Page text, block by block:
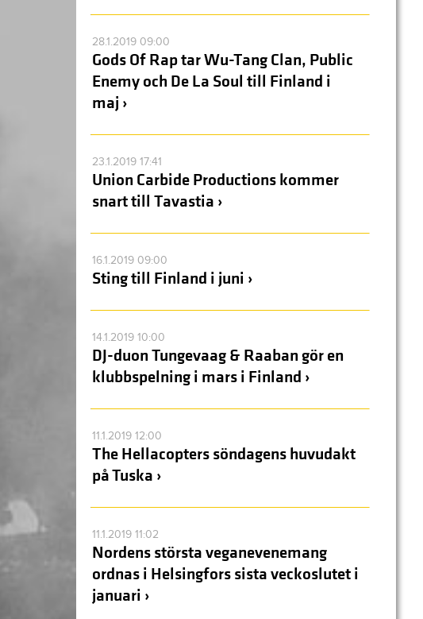
28.1.2019 09:00
Gods Of Rap tar Wu-Tang Clan, Public
Enemy och De La Soul till Finland i
maj ›
23.1.2019 17:41
Union Carbide Productions kommer
snart till Tavastia ›
16.1.2019 09:00
Sting till Finland i juni ›
14.1.2019 10:00
DJ-duon Tungevaag & Raaban gör en
klubbspelning i mars i Finland ›
11.1.2019 12:00
The Hellacopters söndagens huvudakt
på Tuska ›
11.1.2019 11:02
Nordens största veganevenemang
ordnas i Helsingfors sista veckoslutet i
januari ›